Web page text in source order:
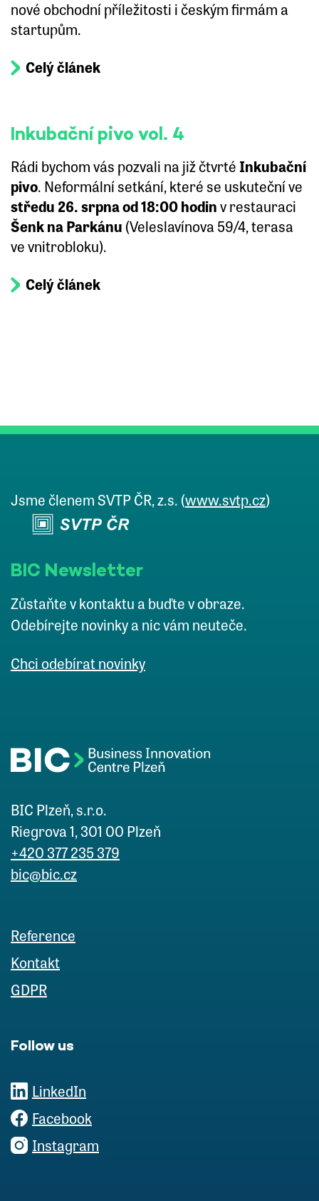
nové obchodní příležitosti i českým firmám a
startupům.
Celý článek
Inkubační pivo vol. 4
Rádi bychom vás pozvali na již čtvrté Inkubační
pivo. Neformální setkání, které se uskuteční ve
středu 26. srpna od 18:00 hodin v restauraci
Šenk na Parkánu (Veleslavínova 59/4, terasa
ve vnitrobloku).
Celý článek
Jsme členem SVTP ČR, z.s. (www.svtp.cz)
BIC Newsletter
Zůstaňte v kontaktu a buďte v obraze.
Odebírejte novinky a nic vám neuteče.
Chci odebírat novinky
BIC Plzeň, s.r.o.
Riegrova 1, 301 00 Plzeň
+420 377 235 379
bic@bic.cz
Reference
Kontakt
GDPR
Follow us
LinkedIn
Facebook
Instagram